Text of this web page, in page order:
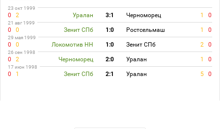
23 окт 1999
0 2 Уралан 3:1 Черноморец 1 0
21 авг 1999
0 0 Зенит СПб 1:0 Ростсельмаш 1 0
29 мая 1999
0 0 Локомотив НН 1:0 Зенит СПб 2 0
26 сен 1998
0 2 Черноморец 2:0 Уралан 1 0
17 июн 1998
0 1 Зенит СПб 2:1 Уралан 5 0